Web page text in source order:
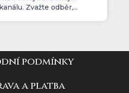
Zvažte odběr,...
podmínky
a platba